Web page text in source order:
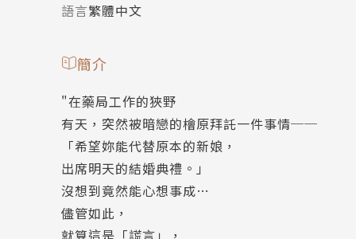
語言繁體中文
簡介
"在藥局工作的狹野
有天，突然被暗戀的檜原拜託一件事情──
「希望妳能代替原本的新娘，
出席明天的結婚典禮。」
沒想到竟然能心想事成…
儘管如此，
就算這是「謊言」，